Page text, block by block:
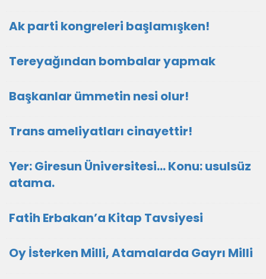
Ak parti kongreleri başlamışken!
Tereyağından bombalar yapmak
Başkanlar ümmetin nesi olur!
Trans ameliyatları cinayettir!
Yer: Giresun Üniversitesi… Konu: usulsüz
atama.
Fatih Erbakan’a Kitap Tavsiyesi
Oy İsterken Milli, Atamalarda Gayrı Milli